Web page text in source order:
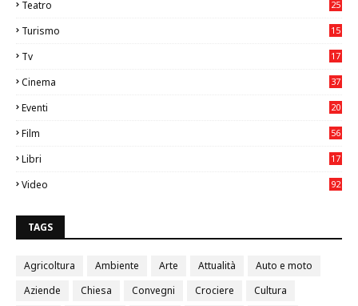
Teatro
25
Turismo
15
Tv
17
Cinema
37
Eventi
20
Film
56
Libri
17
Video
92
TAGS
Agricoltura Ambiente Arte Attualità
Auto e moto
Aziende
Chiesa Convegni Crociere
Cultura